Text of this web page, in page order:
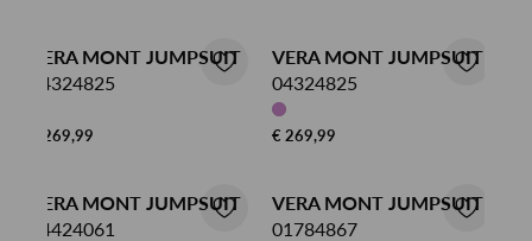
VERA MONT JUMPSUIT
04324825
€ 269,99
VERA MONT JUMPSUIT
04324825
€ 269,99
VERA MONT JUMPSUIT
04424061
VERA MONT JUMPSUIT
01784867